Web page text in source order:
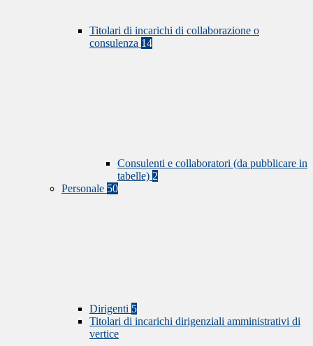
Titolari di incarichi di collaborazione o
consulenza 14
Consulenti e collaboratori (da pubblicare in
tabelle) 2
Personale 50
Dirigenti 5
Titolari di incarichi dirigenziali amministrativi di
vertice